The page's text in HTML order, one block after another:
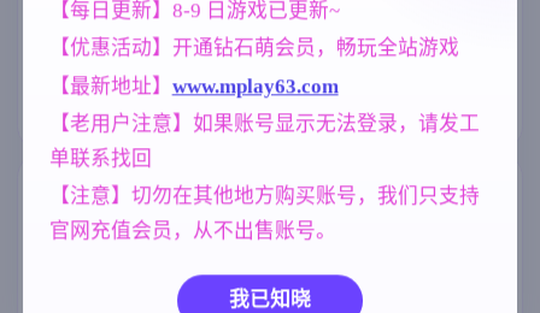
【每日更新】8-9 日游戏已更新~
【优惠活动】开通钻石萌会员，畅玩全站游戏
【最新地址】 www.mplay63.com
【老用户注意】如果账号显示无法登录，请发工
单联系找回
【注意】切勿在其他地方购买账号，我们只支持
官网充值会员，从不出售账号。
我已知晓